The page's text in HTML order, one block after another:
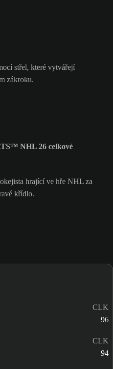
střel, které vytvářejí
zákroku.
NHL 26 celkové
hrající ve hře NHL za
křídlo.
CLK
96
CLK
94